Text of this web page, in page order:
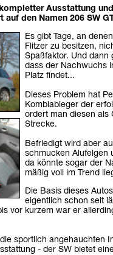
Ausstattung
den Namen 206 SW
Es gibt Tage, an
Flitzer zu besitzen,
Spaßfaktor. Und dann
dass der Nachwuchs
Platz findet...
Dieses Problem hat
Kombiableger der
ordert man diesen als
Strecke.
Befriedigt wird aber
schmucken Alufelgen
da könnte sogar der
mäßig voll im Trend
Die Basis dieses
eigentlich schon seit
vor kurzem war er
sportlich angehauchten
- der SW bietet